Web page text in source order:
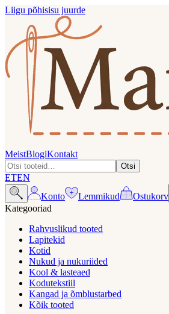
Liigu põhisisu juurde
MeistBlogiKontakt
Otsi
ETEN
Konto
Lemmikud
Ostukorv
Kategooriad
Rahvuslikud tooted
Lapitekid
Kotid
Nukud ja nukuriided
Kool & lasteaed
Kodutekstiil
Kangad ja õmblustarbed
Kõik tooted